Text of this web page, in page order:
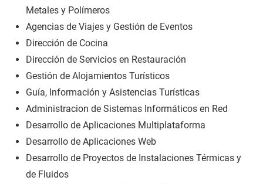
Metales y Polímeros
Agencias de Viajes y Gestión de Eventos
Dirección de Cocina
Dirección de Servicios en Restauración
Gestión de Alojamientos Turísticos
Guía, Información y Asistencias Turísticas
Administracion de Sistemas Informáticos en Red
Desarrollo de Aplicaciones Multiplataforma
Desarrollo de Aplicaciones Web
Desarrollo de Proyectos de Instalaciones Térmicas y
de Fluidos